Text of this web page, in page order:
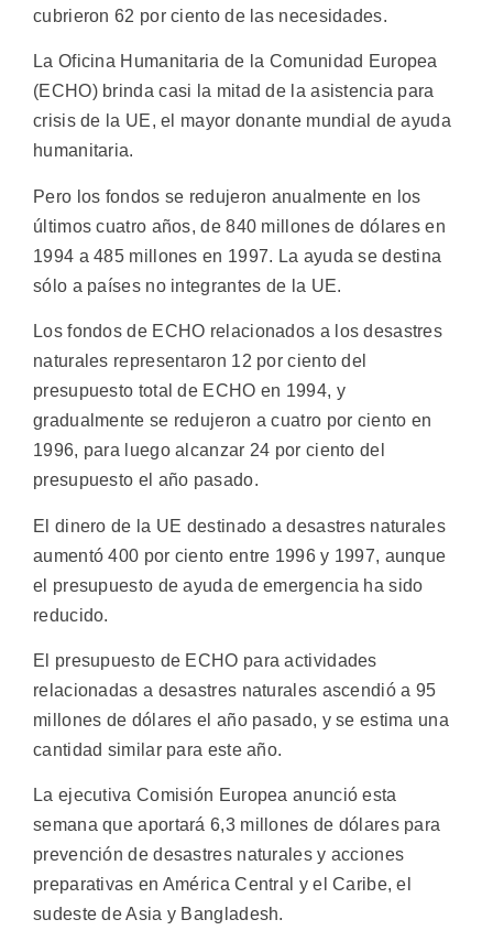
cubrieron 62 por ciento de las necesidades.
La Oficina Humanitaria de la Comunidad Europea
(ECHO) brinda casi la mitad de la asistencia para
crisis de la UE, el mayor donante mundial de ayuda
humanitaria.
Pero los fondos se redujeron anualmente en los
últimos cuatro años, de 840 millones de dólares en
1994 a 485 millones en 1997. La ayuda se destina
sólo a países no integrantes de la UE.
Los fondos de ECHO relacionados a los desastres
naturales representaron 12 por ciento del
presupuesto total de ECHO en 1994, y
gradualmente se redujeron a cuatro por ciento en
1996, para luego alcanzar 24 por ciento del
presupuesto el año pasado.
El dinero de la UE destinado a desastres naturales
aumentó 400 por ciento entre 1996 y 1997, aunque
el presupuesto de ayuda de emergencia ha sido
reducido.
El presupuesto de ECHO para actividades
relacionadas a desastres naturales ascendió a 95
millones de dólares el año pasado, y se estima una
cantidad similar para este año.
La ejecutiva Comisión Europea anunció esta
semana que aportará 6,3 millones de dólares para
prevención de desastres naturales y acciones
preparativas en América Central y el Caribe, el
sudeste de Asia y Bangladesh.